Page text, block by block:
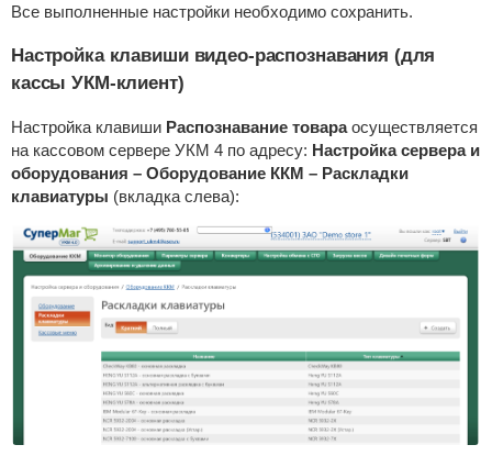
Все выполненные настройки необходимо сохранить.
Настройка клавиши видео-распознавания (для
кассы УКМ-клиент)
Настройка клавиши Распознавание товараосуществляется
на кассовом сервере УКМ 4 по адресу: Настройка сервера и
оборудования – Оборудование ККМ – Раскладки
клавиатуры (вкладка слева):